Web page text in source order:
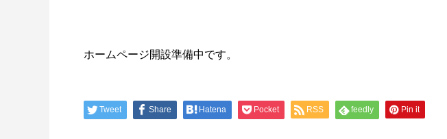
ホームページ開設準備中です。
Tweet Share Hatena Pocket RSS feedly Pin it